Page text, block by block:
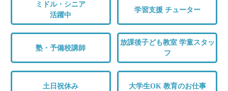
ミドル・シニア
活躍中
学習支援 チューター
塾・予備校講師
放課後子ども教室 学童スタッ
フ
土日祝休み 大学生OK 教育のお仕事